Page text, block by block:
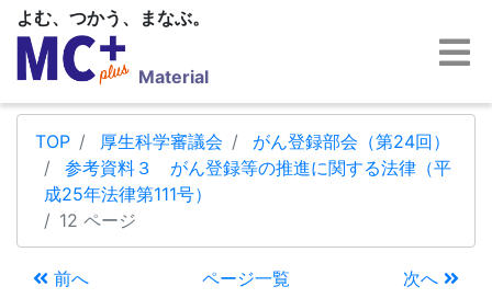
よむ、つかう、まなぶ。
Material
TOP 厚生科学審議会
がん登録部会（第24回）
参考資料３ がん登録等の推進に関する法律（平
成25年法律第111号）
12 ページ
前へ ページ一覧 次へ